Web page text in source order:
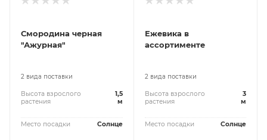
Смородина черная
"Ажурная"
2 вида поставки
Высота взрослого
растения
1,5
м
Место посадки Солнце
Ежевика в
ассортименте
2 вида поставки
Высота взрослого
растения
3
м
Место посадки Солнце